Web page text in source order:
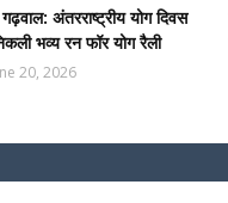
गढ़वाल: अंतरराष्ट्रीय योग दिवस
भव्य रन फॉर योग रैली
20, 2026